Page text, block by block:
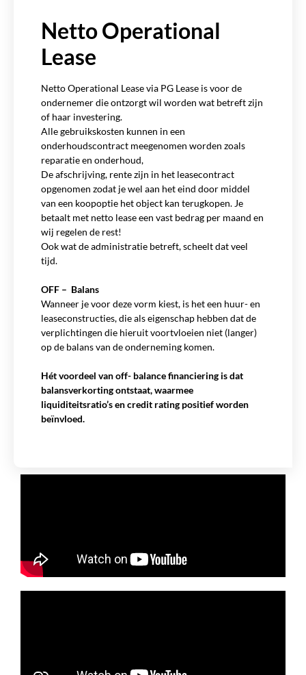
Netto Operational
Lease
Netto Operational Lease via PG Lease is voor de
ondernemer die ontzorgt wil worden wat betreft zijn
of haar investering.
Alle gebruikskosten kunnen in een
onderhoudscontract meegenomen worden zoals
reparatie en onderhoud,
De afschrijving, rente zijn in het leasecontract
opgenomen zodat je wel aan het eind door middel
van een koopoptie het object kan terugkopen. Je
betaalt met netto lease een vast bedrag per maand en
wij regelen de rest!
Ook wat de administratie betreft, scheelt dat veel
tijd.
OFF – Balans
Wanneer je voor deze vorm kiest, is het een huur- en
leaseconstructies, die als eigenschap hebben dat de
verplichtingen die hieruit voortvloeien niet (langer)
op de balans van de onderneming komen.
Hét voordeel van off- balance financiering is dat
balansverkorting ontstaat, waarmee
liquiditeitsratio’s en credit rating positief worden
beïnvloed.